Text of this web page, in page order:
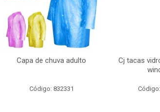
Capa de chuva adulto
Código: 832331
Cj tacas